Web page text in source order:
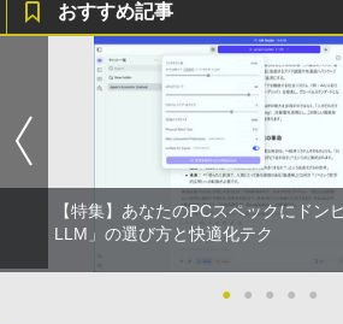
￥1,112
by Amazon 天然水
富士山の天然水 バナ
ウォーター ペットボ
ットル (Smart Basic)
￥1,380
by Amazon 天然水
￥770
異世界居酒屋「のぶ
エース)
￥832
ONE PIECE モノク
クスDIGITAL)
【今だけ】全品ポ
ラソン★8/4～8/
トPC Lenovo
145U メモリ8GB
2 PCIe256GB /
1 Pro 64bit【送料
￥15,800
【マラソンセール
「3500U/4300Uよ
pc Ryzen
B+256GB 4TB拡
11 Pro 動作より高
パソコン
豊富な端子Type-C
FI5/BT4.2 省電力
￥33,800
【中古良品】【安
5型ワイドカラー液
WDE-22W /
ワイト色 スピーカ
￥4,050
ター 14インチ フ
タッチ式/非タッ
ちいかわ なんか
（7）なんか飛び出
トアルバム付き特
ターズA） [ ナガ
￥3,630
イティブ英語書き
ゼイ ]
おすすめ記事
【特集】あなたのPCスペックにドン
LLM」の選び方と快適化テク
● ● ● ● ●